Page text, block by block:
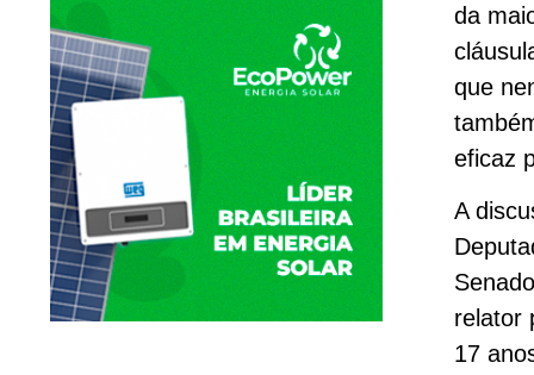
da
que
eficaz
A
relator
17